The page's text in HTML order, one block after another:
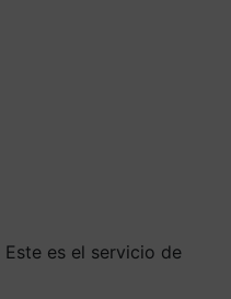
Este es el servicio de